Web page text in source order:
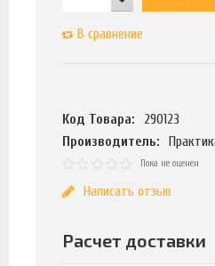
В сравнение
Код Товара:
290123
Производитель:
Пока не оценен
Написать отзыв
Расчет доставки